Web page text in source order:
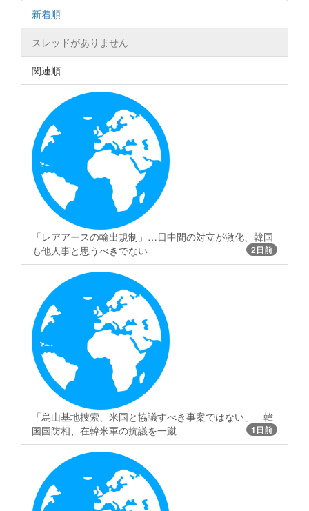
新着順
スレッドがありません
関連順
「レアアースの輸出規制」…日中間の対立が激化、韓国
も他人事と思うべきでない
2日前
「烏山基地捜索、米国と協議すべき事案ではない」 韓
国国防相、在韓米軍の抗議を一蹴
1日前